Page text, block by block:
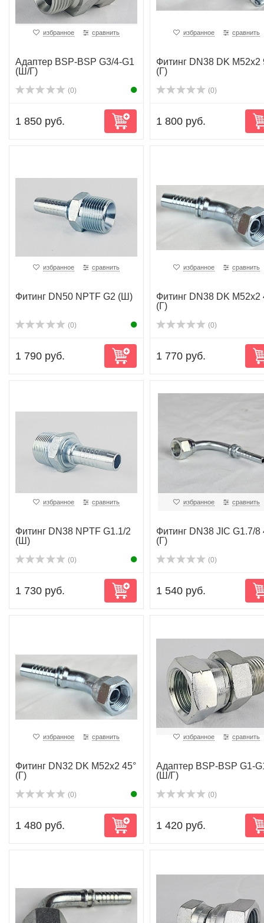
избранное сравнить
Адаптер BSP-BSP G3/4-G1
(Ш/Г)
(0)
1 850 руб.
избранное сравнить
Фитинг DN38 DK M52x2
(Г)
(0)
1 800 руб.
избранное сравнить
Фитинг DN50 NPTF G2 (Ш)
(0)
1 790 руб.
избранное сравнить
Фитинг DN38 DK M52x2
(Г)
(0)
1 770 руб.
избранное сравнить
Фитинг DN38 NPTF G1.1/2
(Ш)
(0)
1 730 руб.
избранное сравнить
Фитинг DN38 JIC G1.7/8
(Г)
(0)
1 540 руб.
избранное сравнить
Фитинг DN32 DK M52x2 45°
(Г)
(0)
1 480 руб.
избранное сравнить
Адаптер BSP-BSP G1-
(Ш/Г)
(0)
1 420 руб.